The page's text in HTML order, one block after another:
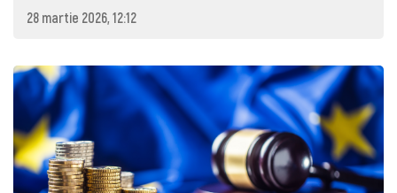
28 martie 2026, 12:12